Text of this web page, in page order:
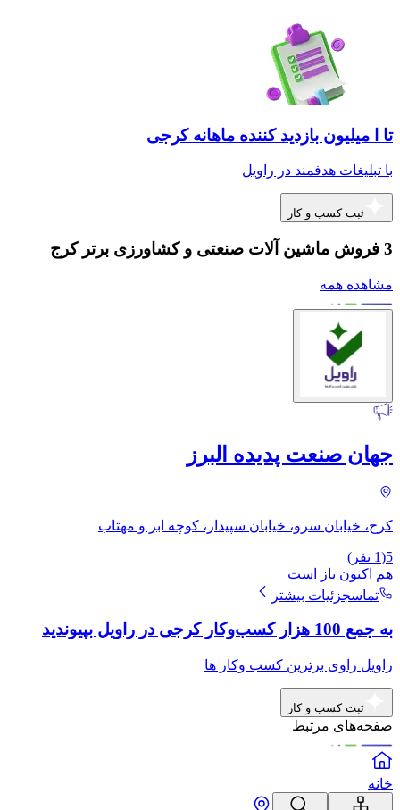
تا ا میلیون بازدید کننده ماهانه کرجی
با تبلیغات هدفمند در راویل
ثبت کسب و کار
3 فروش ماشین آلات صنعتی و کشاورزی برتر کرج
مشاهده همه
جهان صنعت پدیده البرز
کرج، خیابان سرو، خیابان سپیدار، کوچه ابر و مهتاب
5
(
1 نفر)
هم اکنون باز است
تماسجزئیات بیشتر
به جمع 100 هزار کسب‌وکار کرجی در راویل بپیوندید
راویل راوی برترین کسب وکار ها
ثبت کسب و کار
صفحه‌های مرتبط
خانه